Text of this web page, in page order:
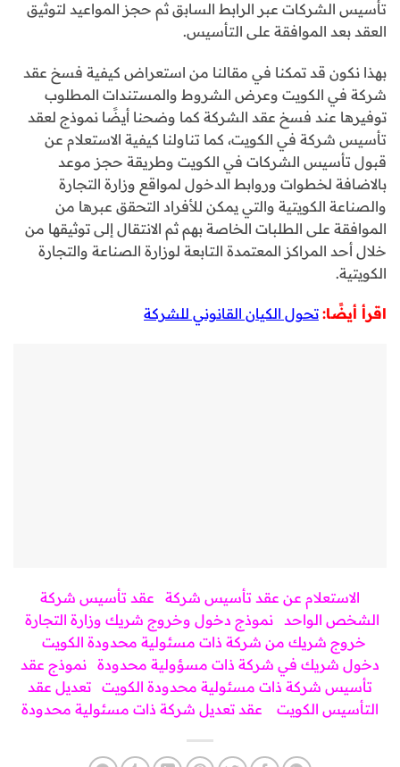
تأسيس الشركات عبر الرابط السابق ثم حجز المواعيد لتوثيق
العقد بعد الموافقة على التأسيس.
بهذا نكون قد تمكنا في مقالنا من استعراض كيفية فسخ عقد
شركة في الكويت وعرض الشروط والمستندات المطلوب
توفيرها عند فسخ عقد الشركة كما وضحنا أيضًا نموذج لعقد
تأسيس شركة في الكويت، كما تناولنا كيفية الاستعلام عن
قبول تأسيس الشركات في الكويت وطريقة حجز موعد
بالاضافة لخطوات وروابط الدخول لمواقع وزارة التجارة
والصناعة الكويتية والتي يمكن للأفراد التحقق عبرها من
الموافقة على الطلبات الخاصة بهم ثم الانتقال إلى توثيقها من
خلال أحد المراكز المعتمدة التابعة لوزارة الصناعة والتجارة
الكويتية.
اقرأ أيضًا: تحول الكيان القانوني للشركة
الاستعلام عن عقد تأسيس شركة
عقد تأسيس شركة
الشخص الواحد
نموذج دخول وخروج شريك وزارة التجارة
خروج شريك من شركة ذات مسئولية محدودة الكويت
دخول شريك في شركة ذات مسؤولية محدودة نموذج عقد
تأسيس شركة ذات مسئولية محدودة الكويت تعديل عقد
التأسيس الكويت
عقد تعديل شركة ذات مسئولية محدودة